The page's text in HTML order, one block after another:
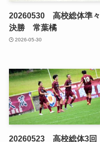
20260530 高校総体準々
決勝 常葉橘
2026-05-30
20260523 高校総体3回